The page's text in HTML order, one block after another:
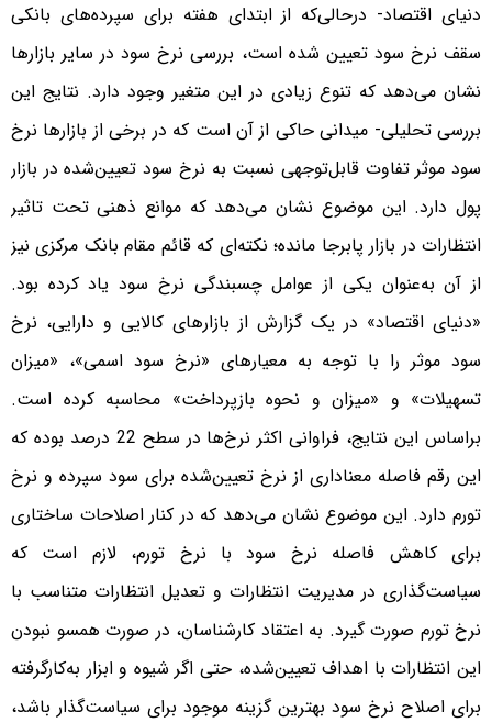
دنیای اقتصاد- در‌حالی‌که از ابتدای هفته برای سپرده‌های بانکی
سقف نرخ سود تعیین شده است، بررسی نرخ سود در سایر بازارها
نشان می‌دهد که تنوع زیادی در این متغیر وجود دارد. نتایج این
بررسی تحلیلی- میدانی حاکی از آن است که در برخی از بازارها نرخ
سود موثر تفاوت قابل‌توجهی نسبت به نرخ سود تعیین‌شده در بازار
پول دارد. این موضوع نشان می‌دهد که موانع ذهنی تحت تاثیر
انتظارات در بازار پابرجا مانده؛ نکته‌ای که قائم مقام بانک مرکزی نیز
از آن به‌عنوان یکی از عوامل چسبندگی نرخ سود یاد کرده بود.
«دنیای اقتصاد» در یک گزارش از بازارهای کالایی و دارایی، نرخ
سود موثر را با توجه به معیارهای «نرخ سود اسمی»، «میزان
تسهیلات» و «میزان و نحوه بازپرداخت» محاسبه کرده است.
براساس این نتایج، فراوانی اکثر نرخ‌ها در سطح 22 درصد بوده که
این رقم فاصله معناداری از نرخ تعیین‌شده برای سود سپرده و نرخ
تورم دارد. این موضوع نشان می‌دهد که در کنار اصلاحات ساختاری
برای کاهش فاصله نرخ سود با نرخ تورم، لازم است که
سیاست‌گذاری در مدیریت انتظارات و تعدیل انتظارات متناسب با
نرخ تورم صورت گیرد. به اعتقاد کارشناسان، در صورت همسو نبودن
این انتظارات با اهداف تعیین‌شده، حتی اگر شیوه و ابزار به‌کارگرفته
برای اصلاح نرخ سود بهترین گزینه موجود برای سیاست‌گذار باشد،